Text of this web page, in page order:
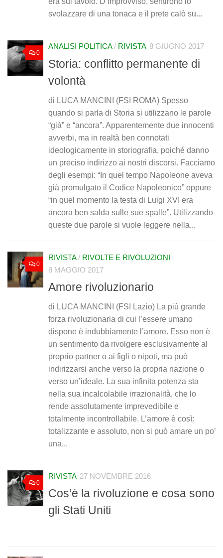
svolazzare di una tonaca e il prete calò su...
0
ANALISI POLITICA/ RIVISTA 8 GIUGNO 2017
Storia: conflitto permanente di
volontà
di LUCA MANCINI (FSI ROMA) Spesso
quando si parla di Storia si utilizzano le parole
“già” e “ancora”. Apparentemente due innocenti
avverbi, ma in realtà ben connotati
ideologicamente in storiografia, poiché danno
un preciso indirizzo ai nostri discorsi. Facciamo
degli esempi: “In quel tempo Napoleone aveva
già promulgato il Codice Napoleonico” oppure
“in quel momento la testa di Luigi XVI era
ancora ben salda sulle sue spalle”. Utilizzando
queste due parole si vuole leggere nella...
0
RIVISTA/ RIVOLTE E RIVOLUZIONI
8 MAGGIO 2017
Amore rivoluzionario
di LUCA MANCINI (FSI Lazio) La più grande
forza rivoluzionaria di cui l’essere umano
dispone è indubbiamente l’amore. Esso non è
un sentimento da rivolgere esclusivamente al
proprio partner o ai figli o nipoti, ma può
indirizzarsi anche verso la propria nazione o
verso un’ideale. La sua infinita potenza sta
nella sua incalcolabile irrazionalità, che lo
rende assolutamente imprevedibile e
totalmente incontrollabile. L’amore è così:
totalizzante e assoluto, non si può amare un po’
una...
0
RIVISTA 27 NOVEMBRE 2016
Cos’è la rivoluzione e cosa sono
gli Stati Uniti